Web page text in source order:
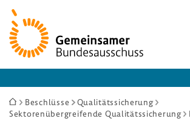
Zur
Startseite
Sie
sind
Beschlüsse
Qualitätssicherung
Sektorenübergreifende Qualitätssicherung